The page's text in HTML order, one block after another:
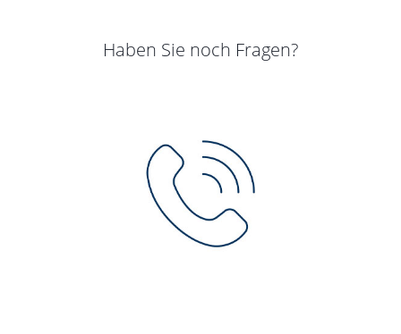
Haben Sie noch Fragen?